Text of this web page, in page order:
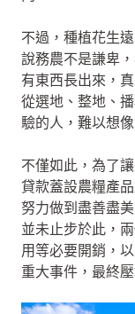
不過，種植花生
說務農不是謙卑
有東西長出來，
從選地、整地、
驗的人，難以想
不僅如此，為了
貸款蓋設農糧產
努力做到盡善盡
並未止步於此，
用等必要開銷，
重大事件，最終